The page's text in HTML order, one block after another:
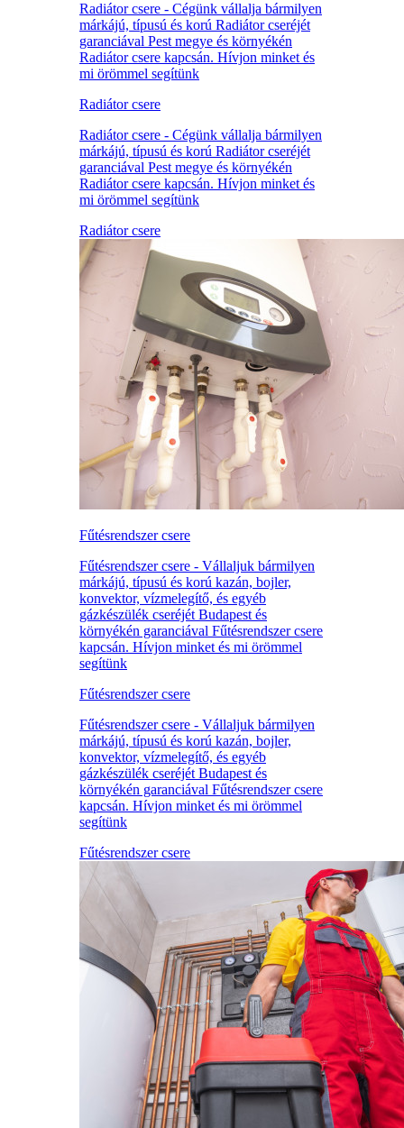
Radiátor csere - Cégünk vállalja bármilyen
márkájú, típusú és korú Radiátor cseréjét
garanciával Pest megye és környékén
Radiátor csere kapcsán. Hívjon minket és
mi örömmel segítünk
Radiátor csere
Radiátor csere - Cégünk vállalja bármilyen
márkájú, típusú és korú Radiátor cseréjét
garanciával Pest megye és környékén
Radiátor csere kapcsán. Hívjon minket és
mi örömmel segítünk
Radiátor csere
Fűtésrendszer csere
Fűtésrendszer csere - Vállaljuk bármilyen
márkájú, típusú és korú kazán, bojler,
konvektor, vízmelegítő, és egyéb
gázkészülék cseréjét Budapest és
környékén garanciával Fűtésrendszer csere
kapcsán. Hívjon minket és mi örömmel
segítünk
Fűtésrendszer csere
Fűtésrendszer csere - Vállaljuk bármilyen
márkájú, típusú és korú kazán, bojler,
konvektor, vízmelegítő, és egyéb
gázkészülék cseréjét Budapest és
környékén garanciával Fűtésrendszer csere
kapcsán. Hívjon minket és mi örömmel
segítünk
Fűtésrendszer csere